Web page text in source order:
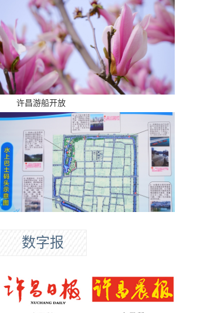
许昌游船开放
数字报